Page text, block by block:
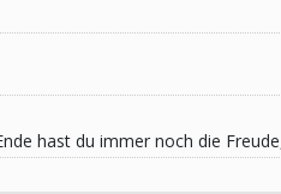
hast du immer noch die